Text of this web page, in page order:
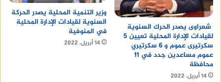
شعراوى يصدر الحرك السنوية
لقيادات الإدارة المحلية تعيين 5
سكرتيرى عموم و 6 سكرتيري
عموم مساعدين جدد في 11
محافظة
14 أبريل، 2022
وزير التنمية المحلية يصدر الحركة
السنوية لقيادات الإدارة المحلية
في المنوفية
14 أبريل، 2022